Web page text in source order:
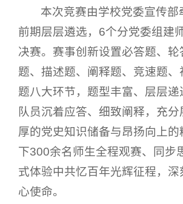
本次竞赛由学校党委宣传部
前期层层遴选，6个分党委组建
决赛。赛事创新设置必答题、轮
题、描述题、阐释题、竞速题、
题八大环节，题型丰富、层层递
队员沉着应答、细致阐释，充
厚的党史知识储备与昂扬向上的
下300余名师生全程观赛、同步
式体验中共忆百年光辉征程，深
心使命。